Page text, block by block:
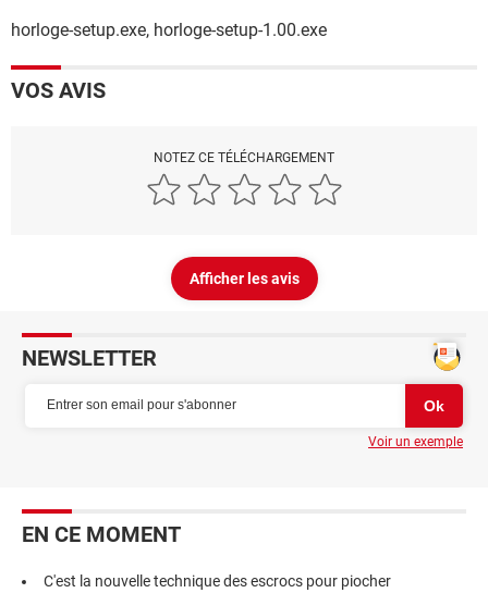
horloge-setup.exe, horloge-setup-1.00.exe
VOS AVIS
NOTEZ CE TÉLÉCHARGEMENT
Afficher les avis
NEWSLETTER
Voir un exemple
EN CE MOMENT
C'est la nouvelle technique des escrocs pour piocher